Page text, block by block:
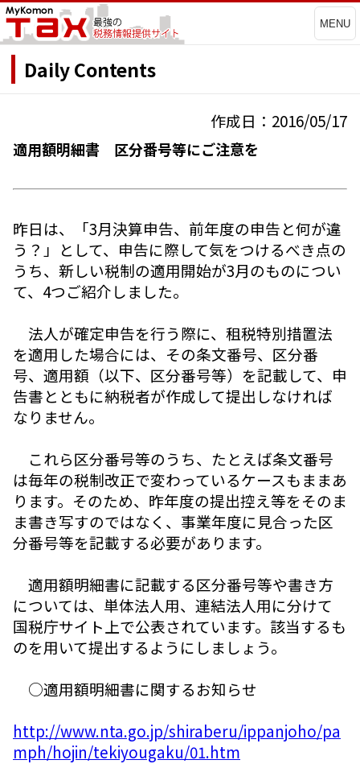
MENU
Daily Contents
作成日：2016/05/17
適用額明細書 区分番号等にご注意を
昨日は、「3月決算申告、前年度の申告と何が違
う？」として、申告に際して気をつけるべき点の
うち、新しい税制の適用開始が3月のものについ
て、4つご紹介しました。
法人が確定申告を行う際に、租税特別措置法
を適用した場合には、その条文番号、区分番
号、適用額（以下、区分番号等）を記載して、申
告書とともに納税者が作成して提出しなければ
なりません。
これら区分番号等のうち、たとえば条文番号
は毎年の税制改正で変わっているケースもままあ
ります。そのため、昨年度の提出控え等をそのま
ま書き写すのではなく、事業年度に見合った区
分番号等を記載する必要があります。
適用額明細書に記載する区分番号等や書き方
については、単体法人用、連結法人用に分けて
国税庁サイト上で公表されています。該当するも
のを用いて提出するようにしましょう。
○適用額明細書に関するお知らせ
http://www.nta.go.jp/shiraberu/ippanjoho/pa
mph/hojin/tekiyougaku/01.htm